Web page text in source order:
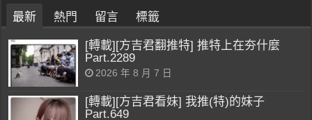
最新 熱門 留言 標籤
[轉載][方吉君翻推特] 推特上在夯什麼
Part.2289
2026 年 8 月 7 日
[轉載][方吉君看妹] 我推(特)的妹子
Part.649